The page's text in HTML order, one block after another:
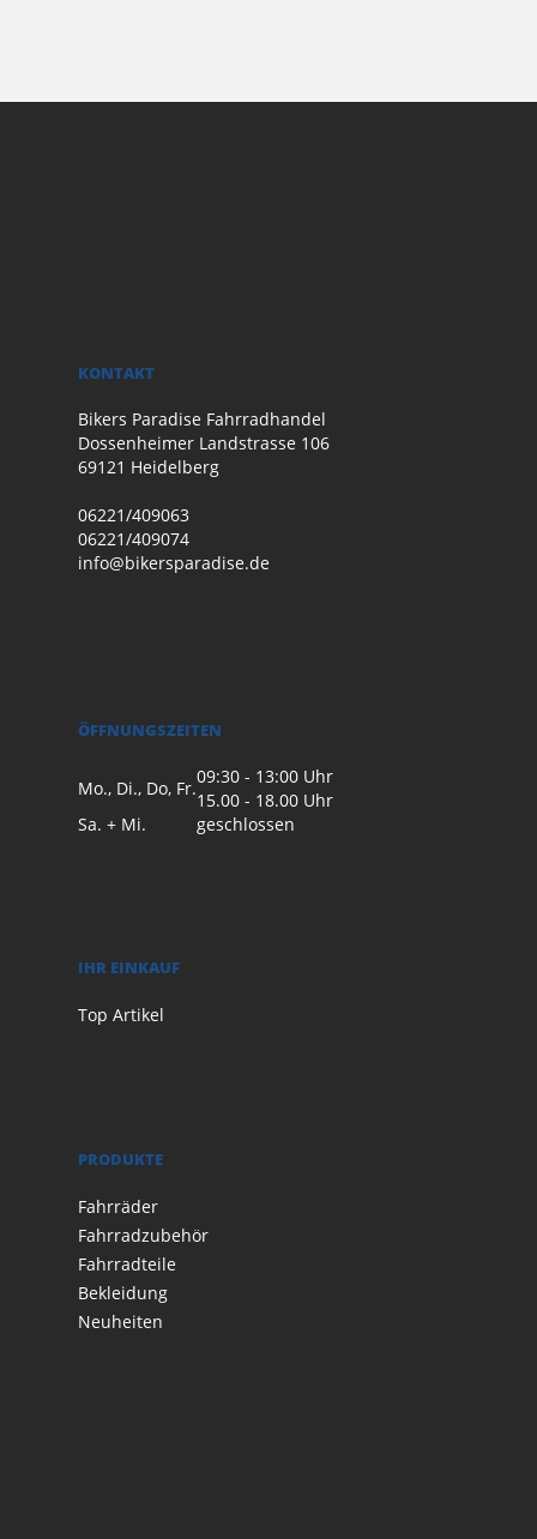
KONTAKT
Bikers Paradise Fahrradhandel
Dossenheimer Landstrasse 106
69121 Heidelberg
06221/409063
06221/409074
info@bikersparadise.de
ÖFFNUNGSZEITEN
Mo., Di., Do, Fr.
09:30 - 13:00 Uhr
15.00 - 18.00 Uhr
Sa. + Mi.
geschlossen
IHR EINKAUF
Top Artikel
PRODUKTE
Fahrräder
Fahrradzubehör
Fahrradteile
Bekleidung
Neuheiten